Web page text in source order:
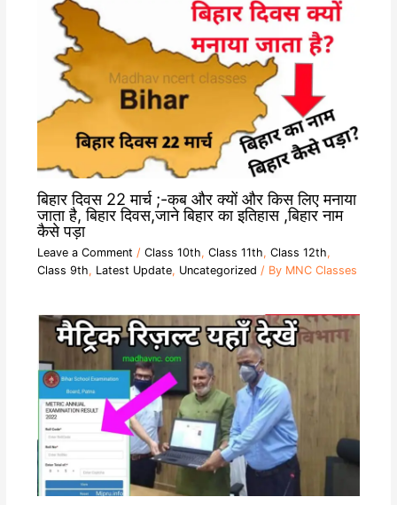
बिहार दिवस 22 मार्च ;-कब और क्यों और किस लिए मनाया
जाता है, बिहार दिवस,जाने बिहार का इतिहास ,बिहार नाम
कैसे पड़ा
Leave a Comment / Class 10th, Class 11th, Class 12th,
Class 9th, Latest Update, Uncategorized / By MNC Classes